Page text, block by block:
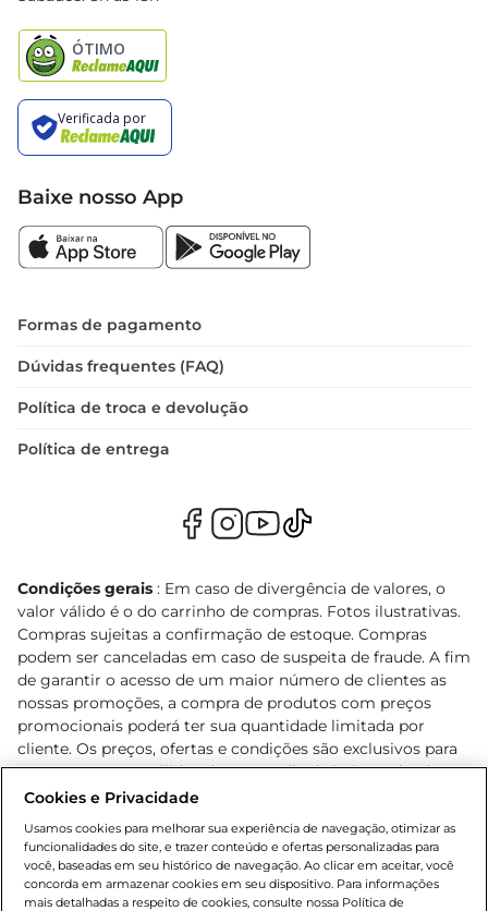
Baixe nosso App
Formas de pagamento
Dúvidas frequentes (FAQ)
Política de troca e devolução
Política de entrega
Condições gerais : Em caso de divergência de valores, o
valor válido é o do carrinho de compras. Fotos ilustrativas.
Compras sujeitas a confirmação de estoque. Compras
podem ser canceladas em caso de suspeita de fraude. A fim
de garantir o acesso de um maior número de clientes as
nossas promoções, a compra de produtos com preços
promocionais poderá ter sua quantidade limitada por
cliente. Os preços, ofertas e condições são exclusivos para
o e-commerce e válidos durante o dia de hoje, podendo
sofrer alterações sem prévia notificação. Proibida a venda
Lei n.º 8069/90, art. 81, inciso II (Estatuto da Criança e do
Adolescente). Preços e condições exclusivos para o
www.bretas.com.br, podendo sofrer alterações sem aviso
Cookies e Privacidade
Usamos cookies para melhorar sua experiência de navegação, otimizar as
funcionalidades do site, e trazer conteúdo e ofertas personalizadas para
você, baseadas em seu histórico de navegação. Ao clicar em aceitar, você
concorda em armazenar cookies em seu dispositivo. Para informações
mais detalhadas a respeito de cookies, consulte nossa Política de